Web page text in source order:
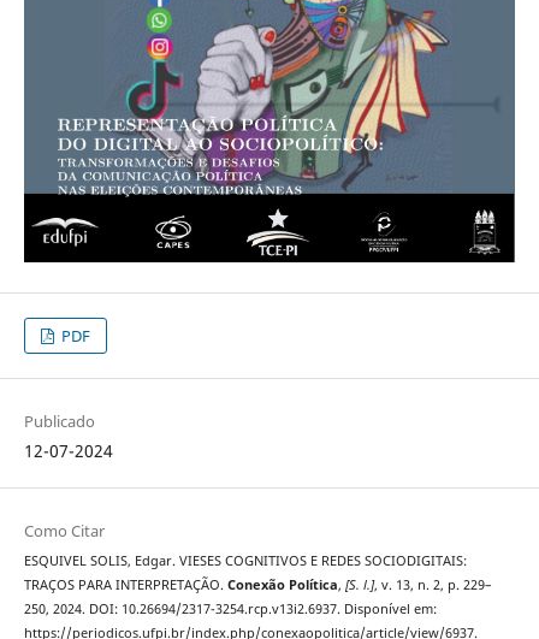
PDF
Publicado
12-07-2024
Como Citar
ESQUIVEL SOLIS, Edgar. VIESES COGNITIVOS E REDES SOCIODIGITAIS:
TRAÇOS PARA INTERPRETAÇÃO. Conexão Política, [S. l.], v. 13, n. 2, p. 229–
250, 2024. DOI: 10.26694/2317-3254.rcp.v13i2.6937. Disponível em:
https://periodicos.ufpi.br/index.php/conexaopolitica/article/view/6937.